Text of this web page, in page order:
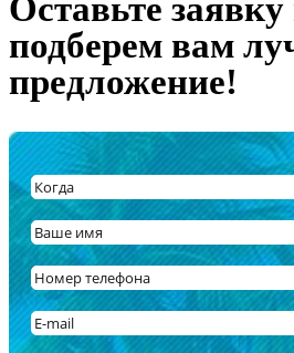
Оставьте
подберем вам
предложение!